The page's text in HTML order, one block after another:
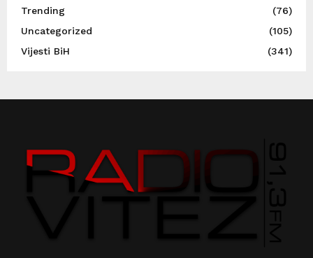
Trending
(76)
Uncategorized
(105)
Vijesti BiH
(341)